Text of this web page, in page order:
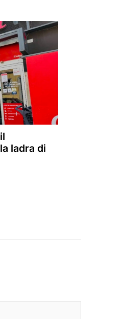
ladra di